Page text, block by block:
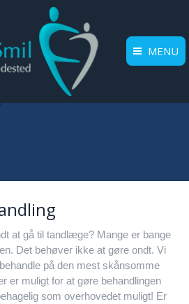
MENU
at gå til tandlæge? Mange er bange
Det behøver ikke at gøre ondt. Vi
på den mest skånsomme
er muligt for at gøre behandlingen
som overhovedet muligt! Er